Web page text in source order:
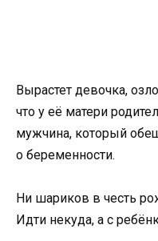
Вырастет девочка,
что у её матери
мужчина, который
о беременности.
Ни шариков в честь
Идти некуда, а с